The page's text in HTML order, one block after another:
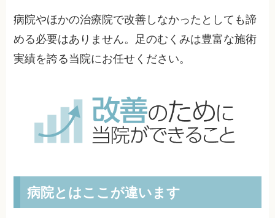
病院やほかの治療院で改善しなかったとしても諦
める必要はありません。足のむくみは豊富な施術
実績を誇る当院にお任せください。
病院とはここが違います